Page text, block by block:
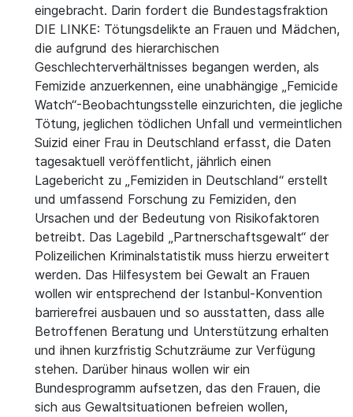
eingebracht. Darin fordert die Bundestagsfraktion
DIE LINKE: Tötungsdelikte an Frauen und Mädchen,
die aufgrund des hierarchischen
Geschlechterverhältnisses begangen werden, als
Femizide anzuerkennen, eine unabhängige „Femicide
Watch“-Beobachtungsstelle einzurichten, die jegliche
Tötung, jeglichen tödlichen Unfall und vermeintlichen
Suizid einer Frau in Deutschland erfasst, die Daten
tagesaktuell veröffentlicht, jährlich einen
Lagebericht zu „Femiziden in Deutschland“ erstellt
und umfassend Forschung zu Femiziden, den
Ursachen und der Bedeutung von Risikofaktoren
betreibt. Das Lagebild „Partnerschaftsgewalt“ der
Polizeilichen Kriminalstatistik muss hierzu erweitert
werden. Das Hilfesystem bei Gewalt an Frauen
wollen wir entsprechend der Istanbul-Konvention
barrierefrei ausbauen und so ausstatten, dass alle
Betroffenen Beratung und Unterstützung erhalten
und ihnen kurzfristig Schutzräume zur Verfügung
stehen. Darüber hinaus wollen wir ein
Bundesprogramm aufsetzen, das den Frauen, die
sich aus Gewaltsituationen befreien wollen,